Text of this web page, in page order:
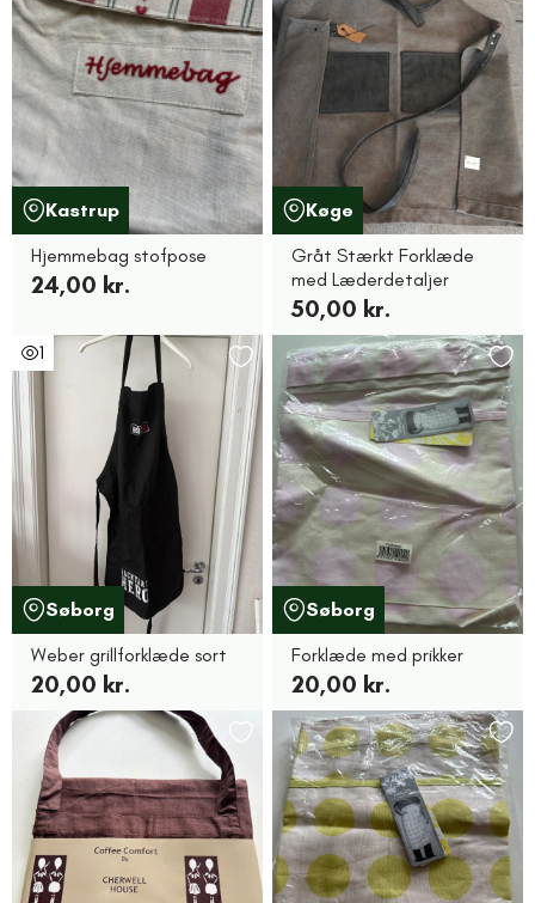
Kastrup
Hjemmebag stofpose
24,00 kr.
Køge
Gråt Stærkt Forklæde
med Læderdetaljer
50,00 kr.
1
Søborg
Weber grillforklæde sort
20,00 kr.
Søborg
Forklæde med prikker
20,00 kr.